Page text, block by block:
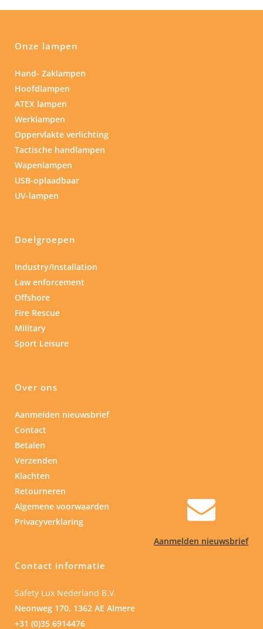
Aanmelden nieuwsbrief
Onze lampen
Hand- Zaklampen
Hoofdlampen
ATEX lampen
Werklampen
Oppervlakte verlichting
Tactische handlampen
Wapenlampen
USB-oplaadbaar
UV-lampen
Doelgroepen
Industry/Installation
Law enforcement
Offshore
Fire Rescue
Military
Sport Leisure
Over ons
Aanmelden nieuwsbrief
Contact
Betalen
Verzenden
Klachten
Retourneren
Algemene voorwaarden
Privacyverklaring
Contact informatie
Safety Lux Nederland B.V.
Neonweg 170, 1362 AE Almere
+31 (0)35 6914476